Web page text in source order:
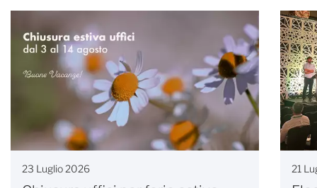
23 Luglio 2026 21